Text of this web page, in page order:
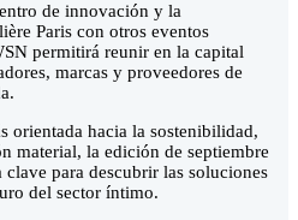
de innovación y la
Paris con otros eventos
permitirá reunir en la capital
marcas y proveedores de
orientada hacia la sostenibilidad,
material, la edición de septiembre
para descubrir las soluciones
del sector íntimo.